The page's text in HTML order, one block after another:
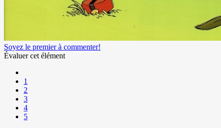
Soyez le premier à commenter!
Évaluer cet élément
1
2
3
4
5